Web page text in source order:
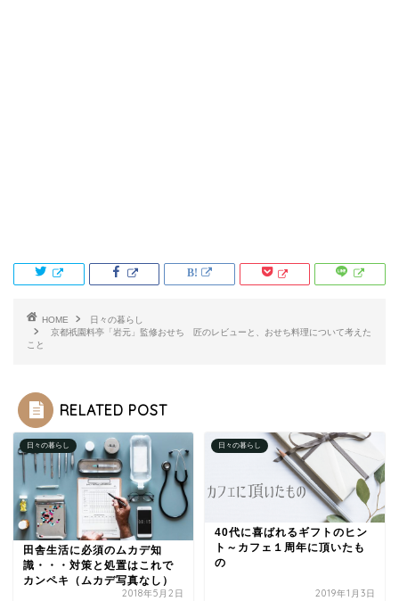
HOME
日々の暮らし
京都祇園料亭「岩元」監修おせち 匠のレビューと、おせち料理について考えた
こと
RELATED POST
日々の暮らし
田舎生活に必須のムカデ知
識・・・対策と処置はこれで
カンペキ（ムカデ写真なし）
2018年5月2日
日々の暮らし
40代に喜ばれるギフトのヒン
ト～カフェ１周年に頂いたも
の
2019年1月3日